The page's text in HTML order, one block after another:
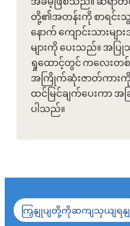
တို့၏အတန်းကို စာရင်းသွင်
နောက် ကျောင်းသားမျာ
များကို ပေးသည်။ အပ
ရှုထောင့်တွင် ကလေးတ
အကြိုက်ဆုံးဇာတ်ကားကို
ထင်မြင်ချက်ပေးကာ အခြ
ပါသည်။
ကြှနျုပျတို့ကိုဆကျသှယျရန